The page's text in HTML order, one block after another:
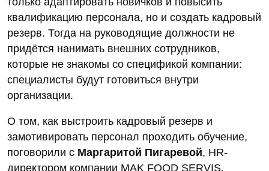
Нашли ошибку? Сообщите об этом
ПРАКТИКА БИЗНЕСА РЕШЕНИЯ 24.10.2024